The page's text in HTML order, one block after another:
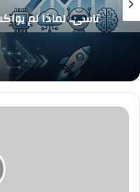
تاسي.. لماذا لم
ديوكوفيتش